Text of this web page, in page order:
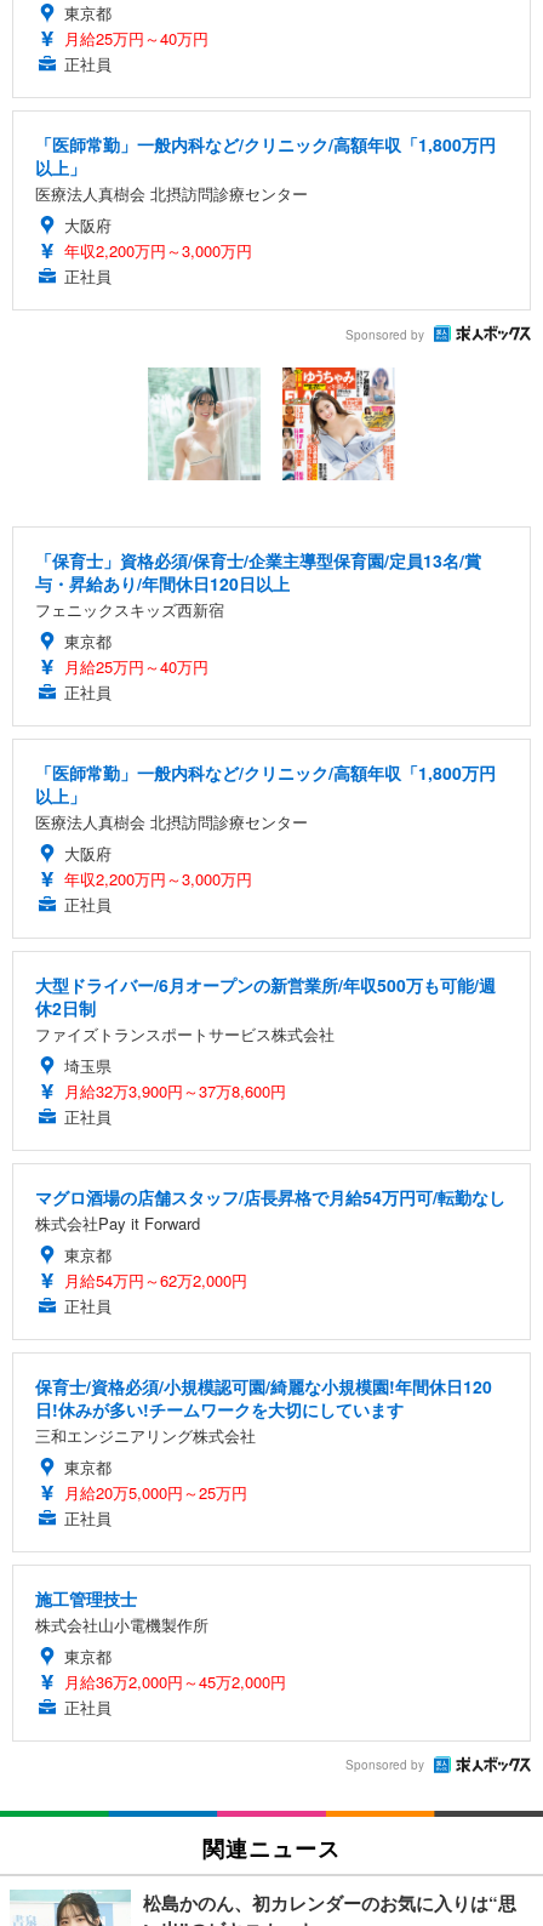
東京都
月給25万円～40万円
正社員
「医師常勤」一般内科など/クリニック/高額年収「1,800万円
以上」
医療法人真樹会 北摂訪問診療センター
大阪府
年収2,200万円～3,000万円
正社員
Sponsored by
「保育士」資格必須/保育士/企業主導型保育園/定員13名/賞
与・昇給あり/年間休日120日以上
フェニックスキッズ西新宿
東京都
月給25万円～40万円
正社員
「医師常勤」一般内科など/クリニック/高額年収「1,800万円
以上」
医療法人真樹会 北摂訪問診療センター
大阪府
年収2,200万円～3,000万円
正社員
大型ドライバー/6月オープンの新営業所/年収500万も可能/週
休2日制
ファイズトランスポートサービス株式会社
埼玉県
月給32万3,900円～37万8,600円
正社員
マグロ酒場の店舗スタッフ/店長昇格で月給54万円可/転勤なし
株式会社Pay it Forward
東京都
月給54万円～62万2,000円
正社員
保育士/資格必須/小規模認可園/綺麗な小規模園!年間休日120
日!休みが多い!チームワークを大切にしています
三和エンジニアリング株式会社
東京都
月給20万5,000円～25万円
正社員
施工管理技士
株式会社山小電機製作所
東京都
月給36万2,000円～45万2,000円
正社員
Sponsored by
関連ニュース
松島かのん、初カレンダーのお気に入りは“思